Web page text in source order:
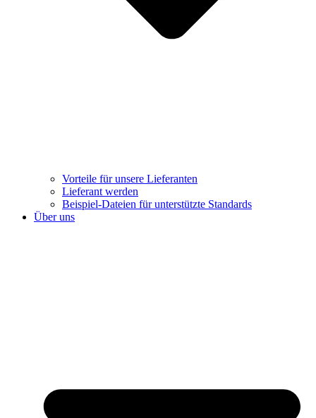
Vorteile für unsere Lieferanten
Lieferant werden
Beispiel-Dateien für unterstützte Standards
Über uns